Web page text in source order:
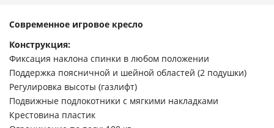
Современное игровое кресло
Конструкция:
Фиксация наклона спинки в любом положении
Поддержка поясничной и шейной областей (2 подушки)
Регулировка высоты (газлифт)
Подвижные подлокотники с мягкими накладками
Крестовина пластик